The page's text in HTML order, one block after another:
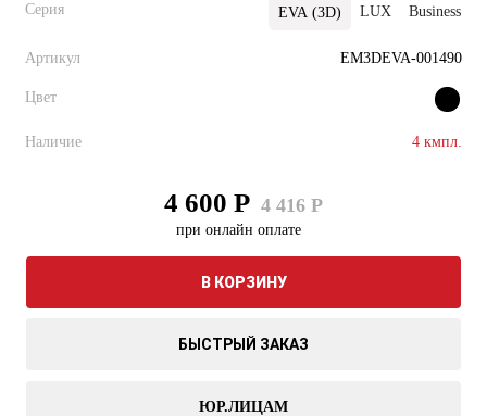
Серия EVA (3D) LUX Business
Артикул EM3DEVA-001490
Цвет
Наличие 4 кмпл.
4 600 Р 4 416 Р
при онлайн оплате
В КОРЗИНУ
БЫСТРЫЙ ЗАКАЗ
ЮР.ЛИЦАМ